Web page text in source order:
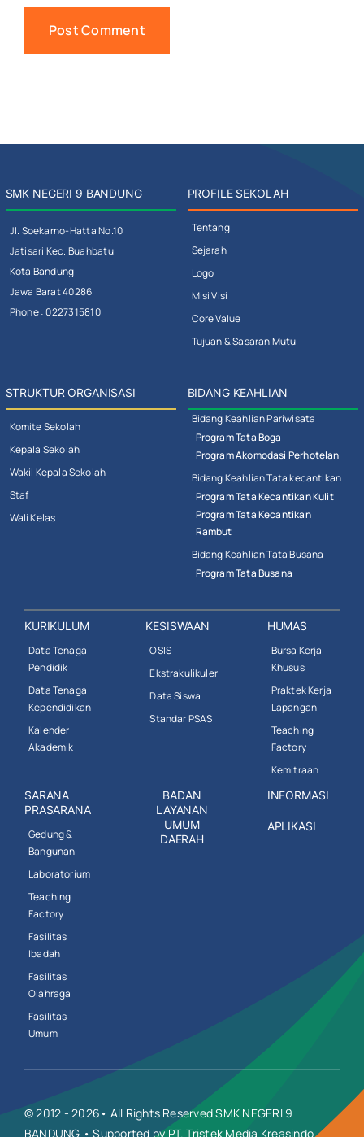
SMK NEGERI 9 BANDUNG
Jl. Soekarno-Hatta No.10
Jatisari Kec. Buahbatu
Kota Bandung
Jawa Barat 40286
Phone : 0227315810
PROFILE SEKOLAH
Tentang
Sejarah
Logo
Misi Visi
Core Value
Tujuan & Sasaran Mutu
STRUKTUR ORGANISASI
Komite Sekolah
Kepala Sekolah
Wakil Kepala Sekolah
Staf
Wali Kelas
BIDANG KEAHLIAN
Bidang Keahlian Pariwisata
Program Tata Boga
Program Akomodasi Perhotelan
Bidang Keahlian Tata kecantikan
Program Tata Kecantikan Kulit
Program Tata Kecantikan
Rambut
Bidang Keahlian Tata Busana
Program Tata Busana
KURIKULUM
Data Tenaga
Pendidik
Data Tenaga
Kependidikan
Kalender
Akademik
KESISWAAN
OSIS
Ekstrakulikuler
Data Siswa
Standar PSAS
HUMAS
Bursa Kerja
Khusus
Praktek Kerja
Lapangan
Teaching
Factory
Kemitraan
SARANA
PRASARANA
Gedung &
Bangunan
Laboratorium
Teaching
Factory
Fasilitas
Ibadah
Fasilitas
Olahraga
Fasilitas
Umum
BADAN
LAYANAN
UMUM
DAERAH
INFORMASI
APLIKASI
© 2012 - 2026• All Rights Reserved SMK NEGERI 9
BANDUNG • Supported by PT. Tristek Media Kreasindo